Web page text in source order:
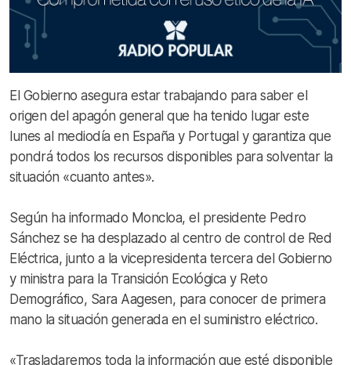
El Gobierno asegura estar trabajando para saber el
origen del apagón general que ha tenido lugar este
lunes al mediodía en España y Portugal y garantiza que
pondrá todos los recursos disponibles para solventar la
situación «cuanto antes».
Según ha informado Moncloa, el presidente Pedro
Sánchez se ha desplazado al centro de control de Red
Eléctrica, junto a la vicepresidenta tercera del Gobierno
y ministra para la Transición Ecológica y Reto
Demográfico, Sara Aagesen, para conocer de primera
mano la situación generada en el suministro eléctrico.
«Trasladaremos toda la información que esté disponible